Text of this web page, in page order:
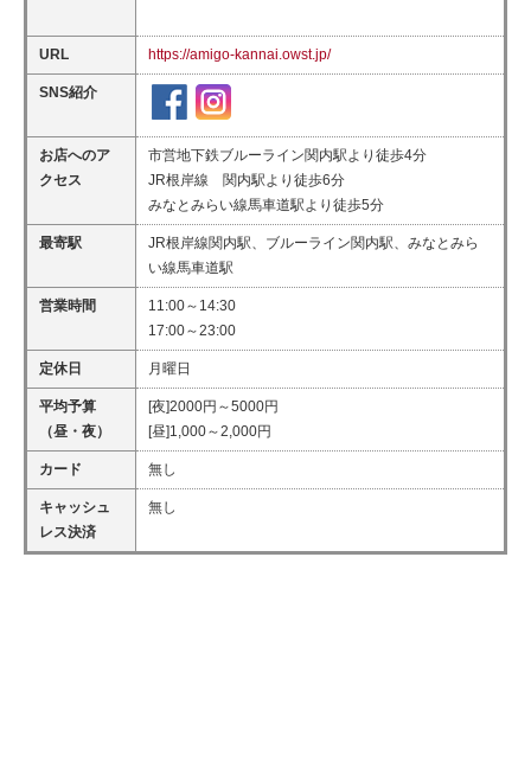
URL https://amigo-kannai.owst.jp/
SNS紹介
お店へのア
クセス
市営地下鉄ブルーライン関内駅より徒歩4分
JR根岸線 関内駅より徒歩6分
みなとみらい線馬車道駅より徒歩5分
最寄駅
JR根岸線関内駅、ブルーライン関内駅、みなとみら
い線馬車道駅
営業時間
11:00～14:30
17:00～23:00
定休日 月曜日
平均予算
（昼・夜）
[夜]2000円～5000円
[昼]1,000～2,000円
カード 無し
キャッシュ
レス決済
無し